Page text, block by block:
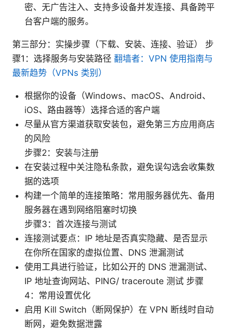
密、无广告注入、支持多设备并发连接、具备跨平
台客户端的服务。
第三部分：实操步骤（下载、安装、连接、验证） 步
骤1：选择服务与安装路径 翻墙者：VPN 使用指南与
最新趋势（VPNs 类别）
根据你的设备（Windows、macOS、Android、
iOS、路由器等）选择合适的客户端
尽量从官方渠道获取安装包，避免第三方应用商店
的风险
步骤2：安装与注册
在安装过程中关注隐私条款，避免误勾选会收集数
据的选项
构建一个简单的连接策略：常用服务器优先、备用
服务器在遇到网络阻塞时切换
步骤3：首次连接与测试
连接测试要点：IP 地址是否真实隐藏、是否显示
在你所在国家的虚拟位置、DNS 泄漏测试
使用工具进行验证，比如公开的 DNS 泄漏测试、
IP 地址查询网站、PING/ traceroute 测试 步骤
4：常用设置优化
启用 Kill Switch（断网保护）在 VPN 断线时自动
断网，避免数据泄露